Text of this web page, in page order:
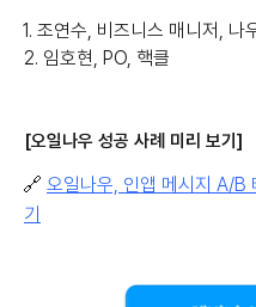
1. 조연수, 비즈니스 매니저, 나
2. 임호현, PO, 핵클
[오일나우 성공 사례 미리 보기]
🔗 오일나우, 인앱 메시지 A/B
기